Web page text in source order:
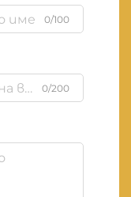
0/100
0/200